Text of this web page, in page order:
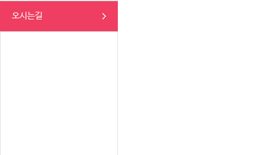
오시는길